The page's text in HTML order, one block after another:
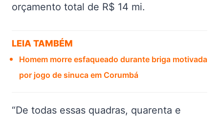
orçamento total de R$ 14 mi.
LEIA TAMBÉM
Homem morre esfaqueado durante briga motivada
por jogo de sinuca em Corumbá
“De todas essas quadras, quarenta e